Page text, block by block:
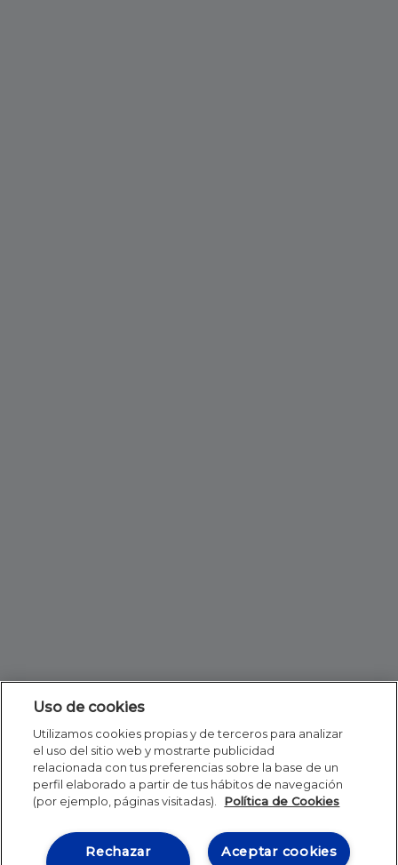
Uso de cookies
Utilizamos cookies propias y de terceros para analizar
el uso del sitio web y mostrarte publicidad
relacionada con tus preferencias sobre la base de un
perfil elaborado a partir de tus hábitos de navegación
(por ejemplo, páginas visitadas).
Política de Cookies
Aceptar cookies
Rechazar